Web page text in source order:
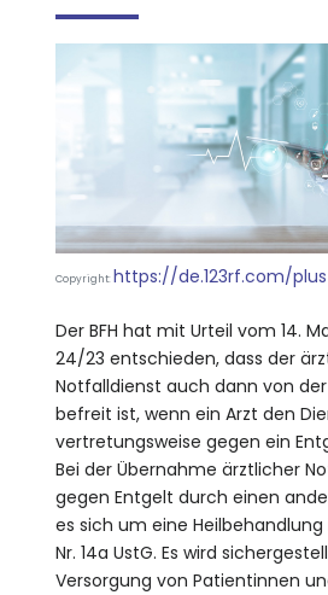
Copyright:https://de.123rf.com/plus
Der BFH hat mit Urteil vom 14.
24/23 entschieden, dass der
Notfalldienst auch dann von
befreit ist, wenn ein Arzt den
vertretungsweise gegen ein
Bei der Übernahme ärztlicher
gegen Entgelt durch einen
es sich um eine
Nr. 14a UstG. Es wird
Versorgung von Patientinnen